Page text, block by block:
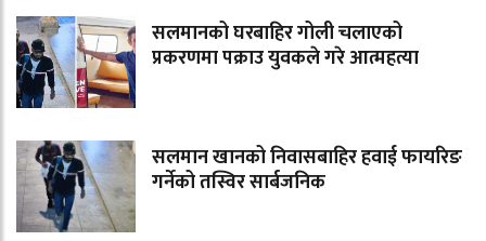
सलमानको घरबाहिर गोली चलाएको
प्रकरणमा पक्राउ युवकले गरे आत्महत्या
सलमान खानको निवासबाहिर हवाई फायरिङ
गर्नेको तस्विर सार्बजनिक